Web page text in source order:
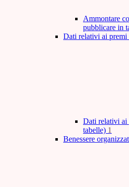
Ammontare
pubblicare in
Dati relativi ai premi
Dati relativi ai
tabelle) 1
Benessere